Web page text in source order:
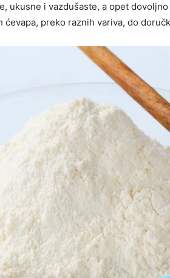
ukusne i vazdušaste, a opet
ćevapa, preko raznih variva, do